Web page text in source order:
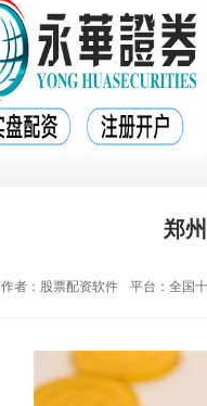
郑
作者：股票配资软件 平台：全国